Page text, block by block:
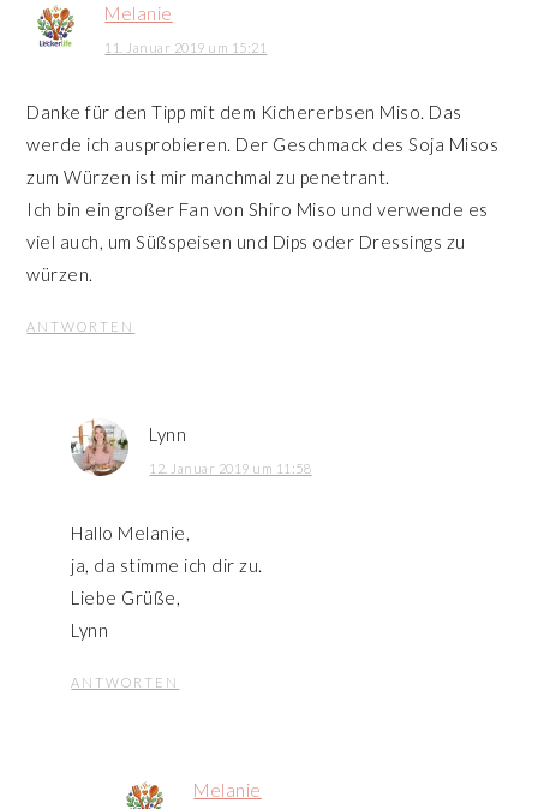
Melanie
11. Januar 2019 um 15:21
Danke für den Tipp mit dem Kichererbsen Miso. Das
werde ich ausprobieren. Der Geschmack des Soja Misos
zum Würzen ist mir manchmal zu penetrant.
Ich bin ein großer Fan von Shiro Miso und verwende es
viel auch, um Süßspeisen und Dips oder Dressings zu
würzen.
ANTWORTEN
Lynn
12. Januar 2019 um 11:58
Hallo Melanie,
ja, da stimme ich dir zu.
Liebe Grüße,
Lynn
ANTWORTEN
Melanie